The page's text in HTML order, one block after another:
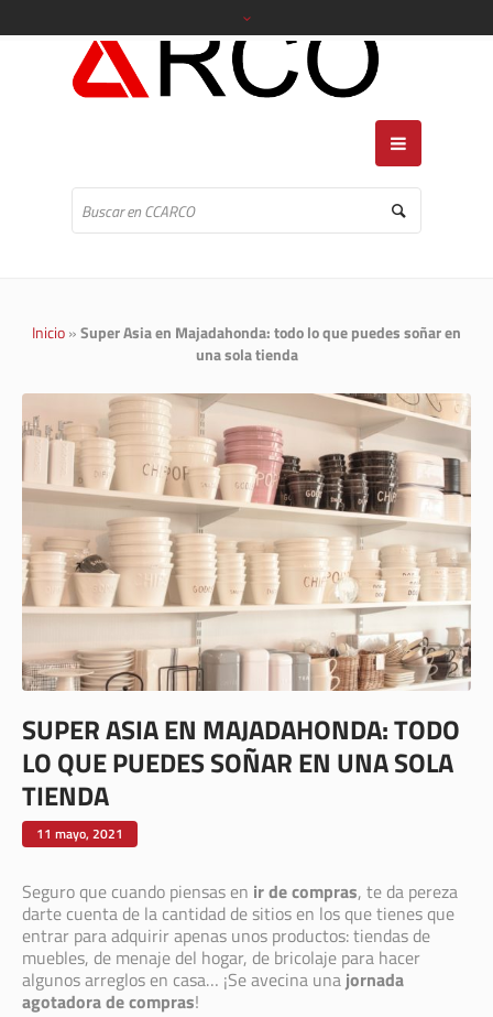
Inicio»Super Asia en Majadahonda: todo lo que puedes soñar en
una sola tienda
SUPER ASIA EN MAJADAHONDA: TODO
LO QUE PUEDES SOÑAR EN UNA SOLA
TIENDA
11 mayo, 2021
Seguro que cuando piensas en ir de compras, te da pereza
darte cuenta de la cantidad de sitios en los que tienes que
entrar para adquirir apenas unos productos: tiendas de
muebles, de menaje del hogar, de bricolaje para hacer
algunos arreglos en casa… ¡Se avecina una jornada
agotadora de compras!